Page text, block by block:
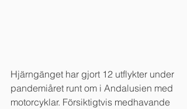
Hjärngänget har gjort 12 utflykter under
pandemiåret runt om i Andalusien med
motorcyklar. Försiktigtvis medhavande